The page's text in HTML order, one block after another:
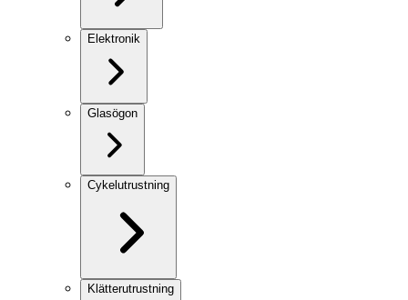
Elektronik
Glasögon
Cykelutrustning
Klätterutrustning